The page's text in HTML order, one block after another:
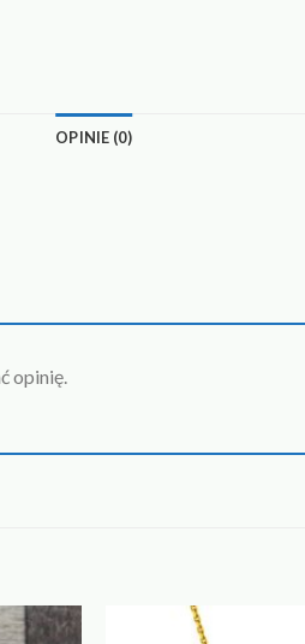
OPINIE (0)
opinię.